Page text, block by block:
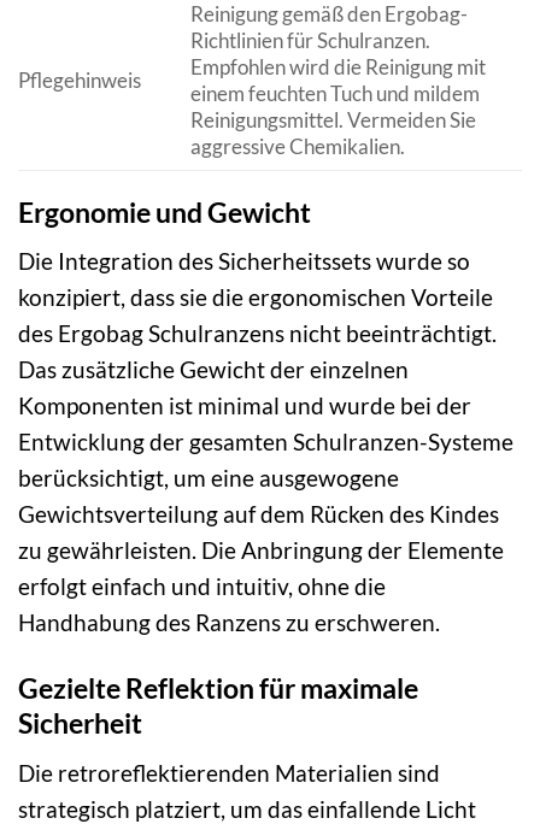
Pflegehinweis
Reinigung gemäß den Ergobag-
Richtlinien für Schulranzen.
Empfohlen wird die Reinigung mit
einem feuchten Tuch und mildem
Reinigungsmittel. Vermeiden Sie
aggressive Chemikalien.
Ergonomie und Gewicht
Die Integration des Sicherheitssets wurde so
konzipiert, dass sie die ergonomischen Vorteile
des Ergobag Schulranzens nicht beeinträchtigt.
Das zusätzliche Gewicht der einzelnen
Komponenten ist minimal und wurde bei der
Entwicklung der gesamten Schulranzen-Systeme
berücksichtigt, um eine ausgewogene
Gewichtsverteilung auf dem Rücken des Kindes
zu gewährleisten. Die Anbringung der Elemente
erfolgt einfach und intuitiv, ohne die
Handhabung des Ranzens zu erschweren.
Gezielte Reflektion für maximale
Sicherheit
Die retroreflektierenden Materialien sind
strategisch platziert, um das einfallende Licht